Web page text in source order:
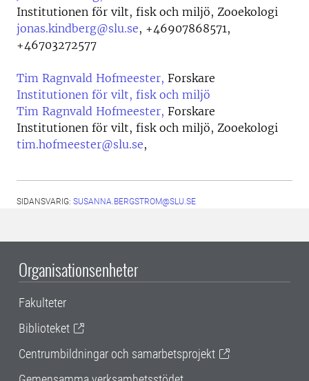
Institutionen för vilt, fisk och miljö, Zooekologi
jonas.kindberg@slu.se, +46907868571,
+46703272577
Tim Ragnvald Hofmeester, Forskare
Institutionen för vilt, fisk och miljö
Tim Ragnvald Hofmeester, Forskare
Institutionen för vilt, fisk och miljö, Zooekologi
tim.hofmeester@slu.se,
SIDANSVARIG: SUSANNA.BERGSTROM@SLU.SE
Organisationsenheter
Fakulteter
Biblioteket
Centrumbildningar och samarbetsprojekt